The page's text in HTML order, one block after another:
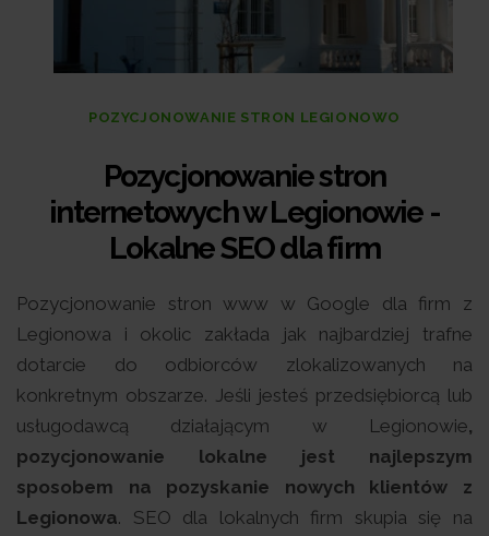
POZYCJONOWANIE STRON LEGIONOWO
Pozycjonowanie stron
internetowych w Legionowie -
Lokalne SEO dla firm
Pozycjonowanie stron www w Google dla firm z
Legionowa i okolic zakłada jak najbardziej trafne
dotarcie do odbiorców zlokalizowanych na
konkretnym obszarze. Jeśli jesteś przedsiębiorcą lub
usługodawcą działającym w Legionowie,
pozycjonowanie lokalne jest najlepszym
sposobem na pozyskanie nowych klientów z
Legionowa. SEO dla lokalnych firm skupia się na